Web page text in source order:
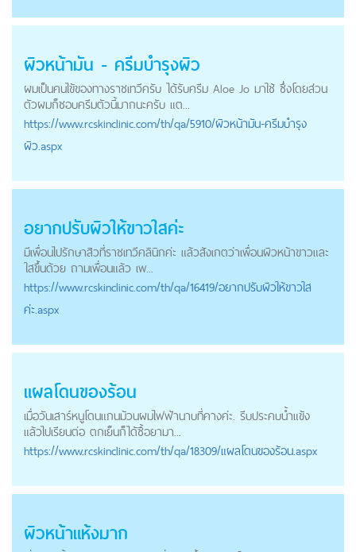
ผิวหน้ามัน - ครีมบำรุงผิว
ผมเป็นคนไข้ของทางราชเทวีครับ ได้รับครีม Aloe Jo มาใช้ ซึ่งโดยส่วน
ตัวผมก็ชอบครีมตัวนี้มากนะครับ แต...
https://www.rcskinclinic.com/th/qa/5910/ผิวหน้ามัน-ครีมบำรุง
ผิว.aspx
อยากปรับผิวให้ขาวใสค่ะ
มีเพื่อนไปรักษาสิวที่ราชเทวีคลินิกค่ะ แล้วสังเกตว่าเพื่อนผิวหน้าขาวและ
ใสขึ้นด้วย ถามเพื่อนแล้ว เพ...
https://www.rcskinclinic.com/th/qa/16419/อยากปรับผิวให้ขาวใส
ค่ะ.aspx
แผลโดนของร้อน
เมื่อวันเสาร์หนูโดนแกนม้วนผมไฟฟ้านาบที่คางค่ะ. รีบประคบน้ำแข้ง
แล้วไปเรียนต่อ ตกเย็นก็ได้ซื้อยามา...
https://www.rcskinclinic.com/th/qa/18309/แผลโดนของร้อน.aspx
ผิวหน้าแห้งมาก